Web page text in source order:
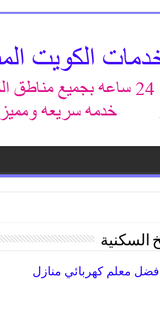
السكنية
كهربائي الشويخ السكنية 66409555 افضل معلم كهربائي منازل